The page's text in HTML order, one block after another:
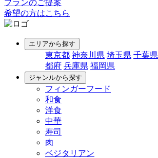
プランのご提案
希望の方はこちら
エリアから探す
東京都 神奈川県 埼玉県 千葉県
都府 兵庫県 福岡県
ジャンルから探す
フィンガーフード
和食
洋食
中華
寿司
肉
ベジタリアン